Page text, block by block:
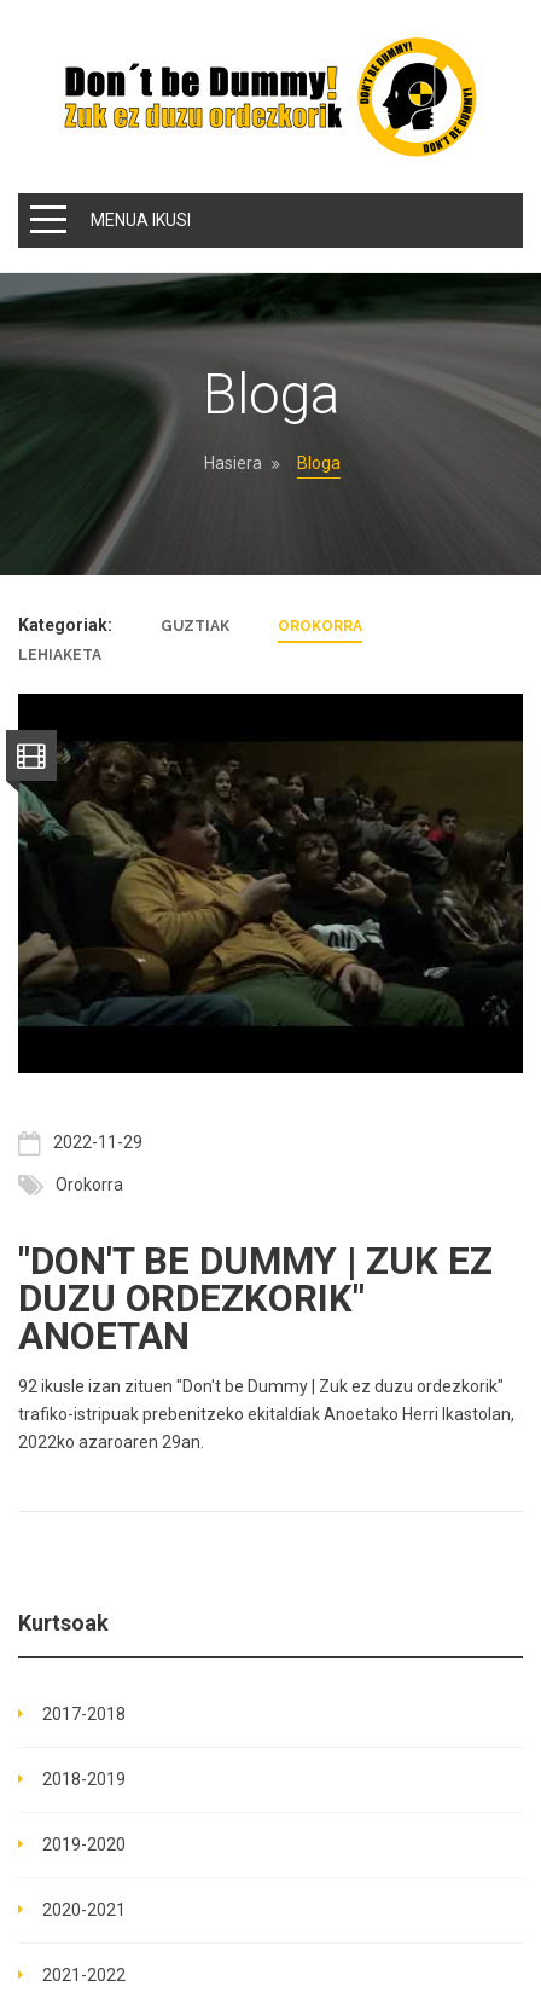
MENUA IKUSI
Bloga
Hasiera Bloga
Kategoriak: GUZTIAK
OROKORRA
LEHIAKETA
2022-11-29
Orokorra
"DON'T BE DUMMY | ZUK EZ
DUZU ORDEZKORIK"
ANOETAN
92 ikusle izan zituen "Don't be Dummy | Zuk ez duzu ordezkorik"
trafiko-istripuak prebenitzeko ekitaldiak Anoetako Herri Ikastolan,
2022ko azaroaren 29an.
Kurtsoak
2017-2018
2018-2019
2019-2020
2020-2021
2021-2022